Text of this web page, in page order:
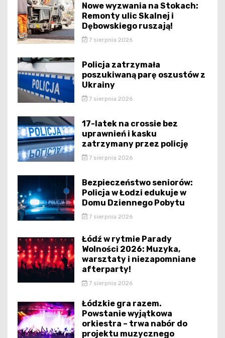
Nowe wyzwania na Stokach:
Remonty ulic Skalnej i
Dębowskiego ruszają!
7 sierpnia 2026
Policja zatrzymała
poszukiwaną parę oszustów z
Ukrainy
7 sierpnia 2026
17-latek na crossie bez
uprawnień i kasku
zatrzymany przez policję
7 sierpnia 2026
Bezpieczeństwo seniorów:
Policja w Łodzi edukuje w
Domu Dziennego Pobytu
7 sierpnia 2026
Łódź w rytmie Parady
Wolności 2026: Muzyka,
warsztaty i niezapomniane
afterparty!
7 sierpnia 2026
Łódzkie gra razem.
Powstanie wyjątkowa
orkiestra – trwa nabór do
projektu muzycznego